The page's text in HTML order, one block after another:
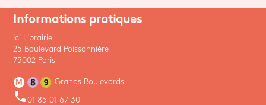
Informations pratiques
Ici Librairie
25 Boulevard Poissonnière
75002 Paris
Grands Boulevards
phone 01 85 01 67 30